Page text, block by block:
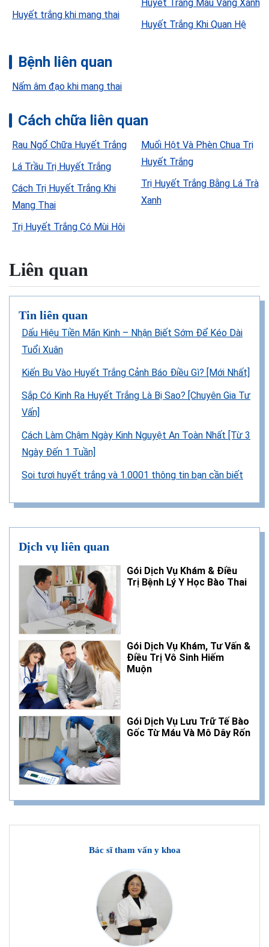
Huyết trắng khi mang thai
Huyết Trắng Màu Vàng Xanh
Huyết Trắng Khi Quan Hệ
Bệnh liên quan
Nấm âm đạo khi mang thai
Cách chữa liên quan
Rau Ngổ Chữa Huyết Trắng
Lá Trầu Trị Huyết Trắng
Cách Trị Huyết Trắng Khi
Mang Thai
Trị Huyết Trắng Có Mùi Hôi
Muối Hột Và Phèn Chua Trị
Huyết Trắng
Trị Huyết Trắng Bằng Lá Trà
Xanh
Liên quan
Tin liên quan
Dấu Hiệu Tiền Mãn Kinh – Nhận Biết Sớm Để Kéo Dài
Tuổi Xuân
Kiến Bu Vào Huyết Trắng Cảnh Báo Điều Gì? [Mới Nhất]
Sắp Có Kinh Ra Huyết Trắng Là Bị Sao? [Chuyên Gia Tư
Vấn]
Cách Làm Chậm Ngày Kinh Nguyệt An Toàn Nhất [Từ 3
Ngày Đến 1 Tuần]
Soi tươi huyết trắng và 1.0001 thông tin bạn cần biết
Dịch vụ liên quan
Gói Dịch Vụ Khám & Điều
Trị Bệnh Lý Y Học Bào Thai
Gói Dịch Vụ Khám, Tư Vấn &
Điều Trị Vô Sinh Hiếm
Muộn
Gói Dịch Vụ Lưu Trữ Tế Bào
Gốc Từ Máu Và Mô Dây Rốn
Bác sĩ tham vấn y khoa